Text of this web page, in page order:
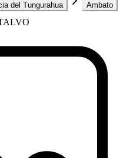
del Tungurahua Ambato